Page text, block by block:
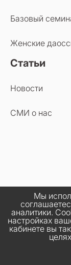
Мы
аналитики.
настройках
кабинете вы
Базовый
Женские
Статьи
Новости
СМИ о нас